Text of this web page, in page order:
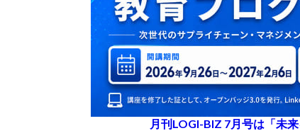
月刊LOGI-BIZ 7月号は「未